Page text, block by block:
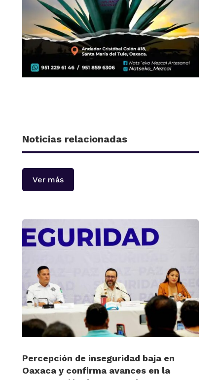
Noticias relacionadas
Ver más
Percepción de inseguridad baja en
Oaxaca y confirma avances en la